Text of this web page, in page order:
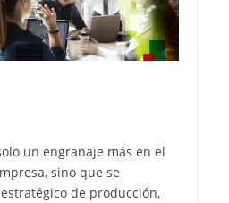
un engranaje más en el
sino que se
de producción,